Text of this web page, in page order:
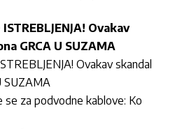
Ovakav
GRCA U SUZAMA
Ovakav skandal
SUZAMA
za podvodne kablove: Ko